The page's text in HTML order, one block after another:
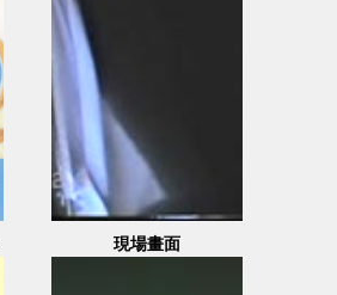
現場畫面